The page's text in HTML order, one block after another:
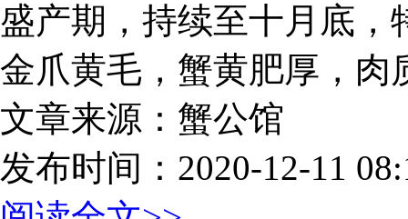
盛产期，持续至十月底，
金爪黄毛，蟹黄肥厚，
文章来源：蟹公馆
发布时间：2020-12-11